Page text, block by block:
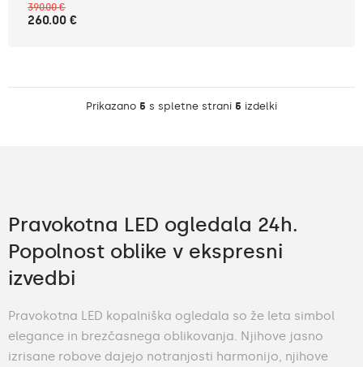
390.00 €
260.00 €
Prikazano 5 s spletne strani 5 izdelki
Pravokotna LED ogledala 24h.
Popolnost oblike v ekspresni
izvedbi
Pravokotna LED kopalniška ogledala so že leta simbol
elegance in brezčasnega oblikovanja. Njihove jasno
izrisane robove dajejo notranjosti harmonijo, njihove